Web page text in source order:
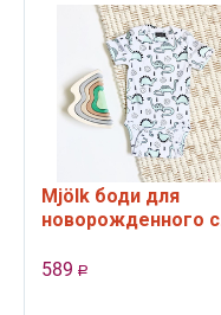
Mjölk боди для
новорожденного с
Динозавры (62 см)
589 Р